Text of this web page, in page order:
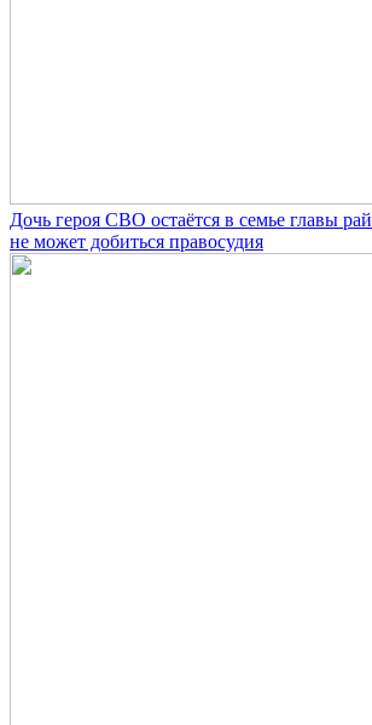
Дочь героя СВО остаётся в семье главы
не может добиться правосудия